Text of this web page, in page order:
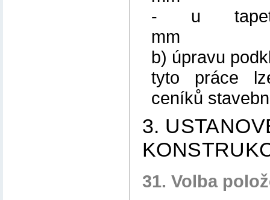
- u
mm
b) úpravu
tyto práce
ceníků
3.
31. Volba